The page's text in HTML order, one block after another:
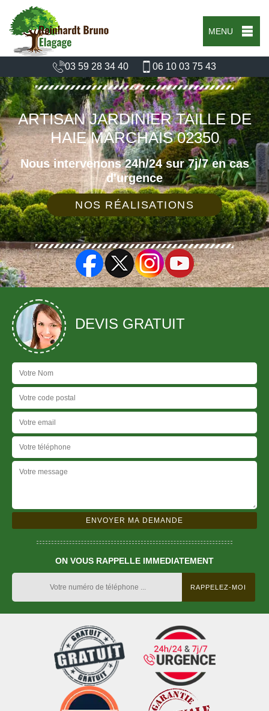
MENU
03 59 28 34 40 06 10 03 75 43
ARTISAN JARDINIER TAILLE DE
HAIE MARCHAIS 02350
Nous intervenons 24h/24 sur 7j/7 en cas
d'urgence
NOS RÉALISATIONS
DEVIS GRATUIT
ON VOUS RAPPELLE IMMEDIATEMENT